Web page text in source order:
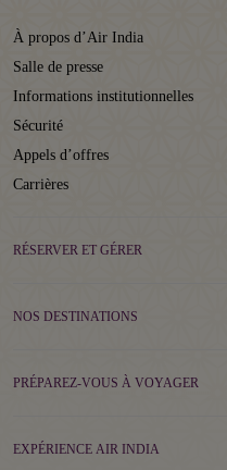
À propos d’Air India
Salle de presse
Informations institutionnelles
Sécurité
Appels d’offres
Carrières
RÉSERVER ET GÉRER
NOS DESTINATIONS
PRÉPAREZ-VOUS À VOYAGER
EXPÉRIENCE AIR INDIA